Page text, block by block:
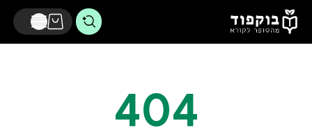
דלג לתוכן הראשי
404